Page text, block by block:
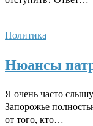
Политика
Нюансы
Я очень часто
Запорожье
от того, кто…